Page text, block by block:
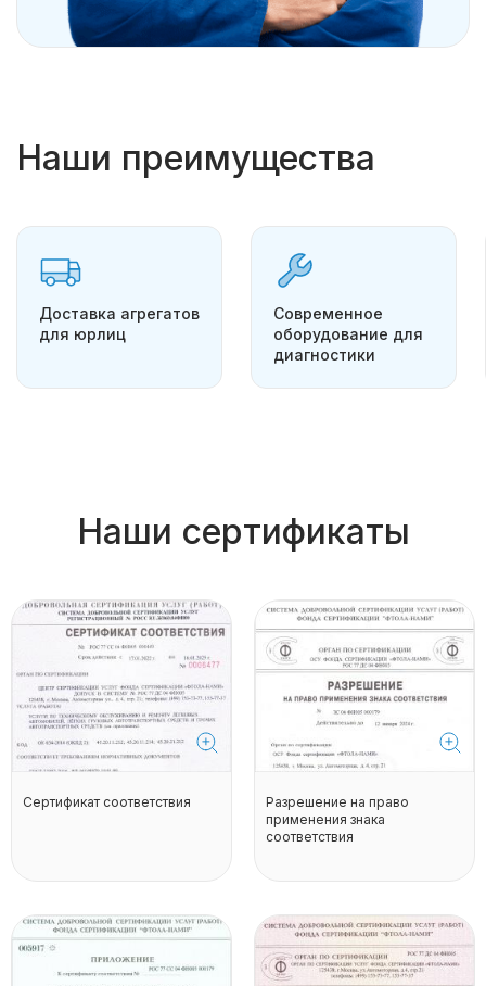
Наши преимущества
Доставка агрегатов
для юрлиц
Современное
оборудование для
диагностики
Наши сертификаты
Сертификат соответствия
Разрешение на право
применения знака
соответствия